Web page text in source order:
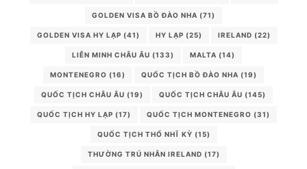
GOLDEN VISA BỒ ĐÀO NHA (71)
GOLDEN VISA HY LẠP (41) HY LẠP (25) IRELAND (22)
LIÊN MINH CHÂU ÂU (133) MALTA (14)
MONTENEGRO (16) QUỐC TỊCH BỒ ĐÀO NHA (19)
QUỐC TỊCH CHÂU ÂU (19) QUỐC TỊCH CHÂU ÂU (145)
QUỐC TỊCH HY LẠP (17) QUỐC TỊCH MONTENEGRO (31)
QUỐC TỊCH THỔ NHĨ KỲ (15)
THƯỜNG TRÚ NHÂN IRELAND (17)